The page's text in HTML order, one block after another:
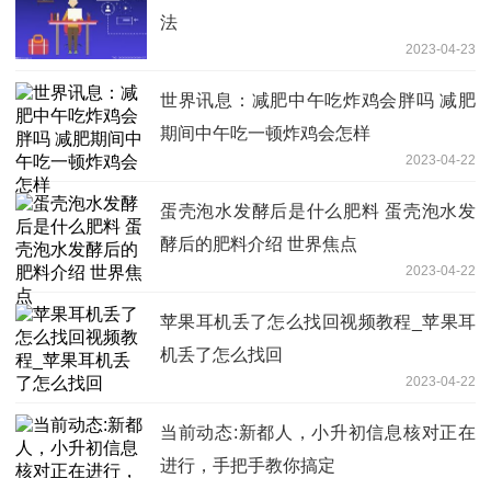
法
2023-04-23
世界讯息：减肥中午吃炸鸡会胖吗 减肥
期间中午吃一顿炸鸡会怎样
2023-04-22
蛋壳泡水发酵后是什么肥料 蛋壳泡水发
酵后的肥料介绍 世界焦点
2023-04-22
苹果耳机丢了怎么找回视频教程_苹果耳
机丢了怎么找回
2023-04-22
当前动态:新都人，小升初信息核对正在
进行，手把手教你搞定